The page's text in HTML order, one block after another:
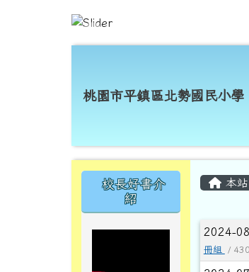
桃園市平鎮區北勢
桃園市平鎮區北勢國民小學
左邊區域內容
校長好書介
紹
主本站
文
2024-
冊組
/
頁尾區域